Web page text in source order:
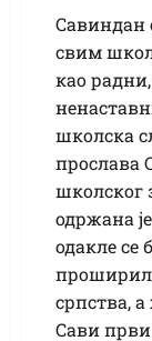
Савиндан
свим
као
школска
прослава
школског
одржана
одакле се
српства,
Сави први